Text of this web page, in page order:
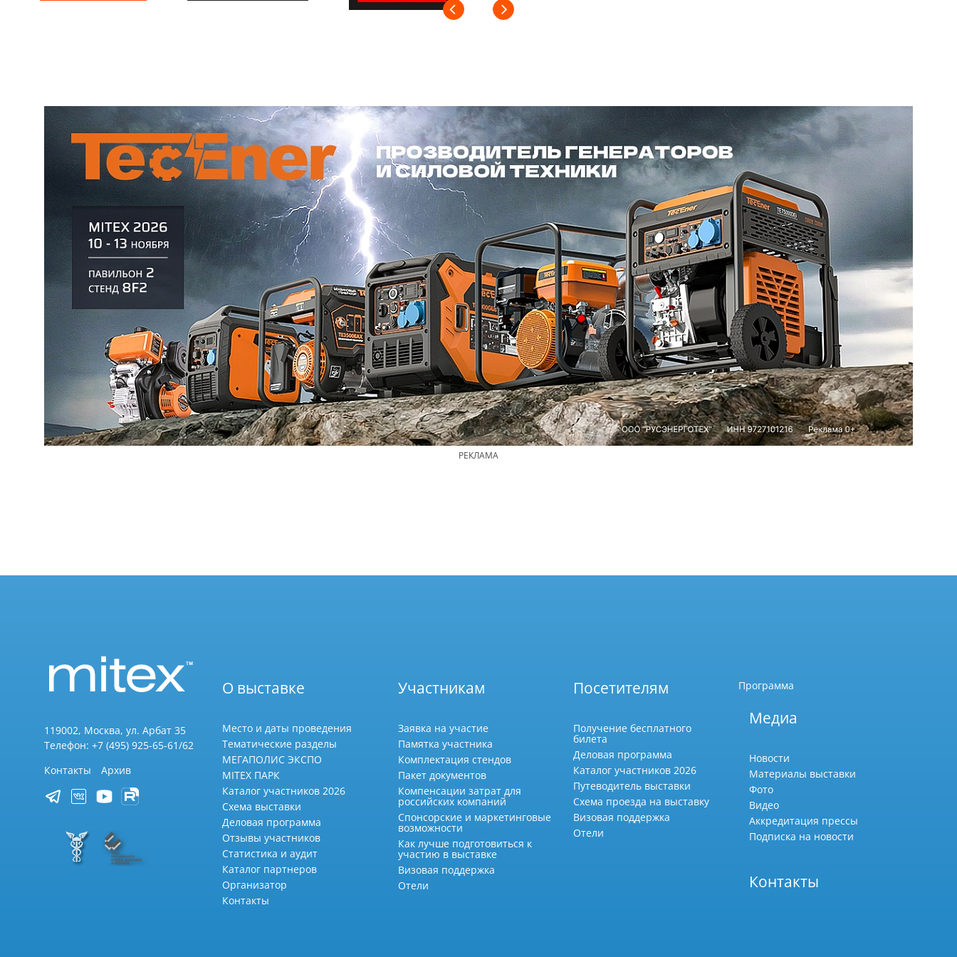
РЕКЛАМА
119002, Москва, ул. Арбат 35
Телефон: +7 (495) 925-65-61/62
Контакты
Архив
О выставке
Место и даты проведения
Тематические разделы
МЕГАПОЛИС ЭКСПО
MITEX ПАРК
Каталог участников 2026
Схема выставки
Деловая программа
Отзывы участников
Статистика и аудит
Каталог партнеров
Организатор
Контакты
Участникам
Заявка на участие
Памятка участника
Комплектация стендов
Пакет документов
Компенсации затрат для
российских компаний
Спонсорские и маркетинговые
возможности
Как лучше подготовиться к
участию в выставке
Визовая поддержка
Отели
Посетителям
Получение бесплатного
билета
Деловая программа
Каталог участников 2026
Путеводитель выставки
Схема проезда на выставку
Визовая поддержка
Отели
Программа
Медиа
Новости
Материалы выставки
Фото
Видео
Аккредитация прессы
Подписка на новости
Контакты